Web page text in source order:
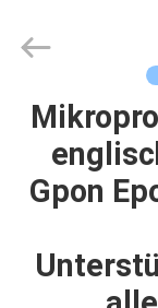
HAUS
PRODUKTE
ÜBER
LIMITED.
Gpon